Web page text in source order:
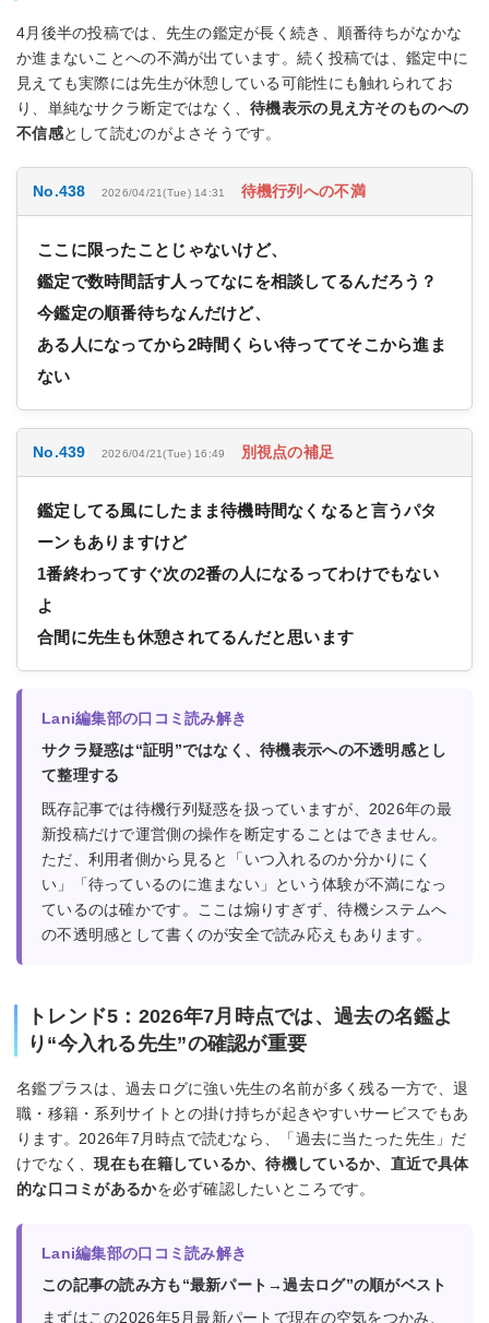
4月後半の投稿では、先生の鑑定が長く続き、順番待ちがなかな
か進まないことへの不満が出ています。続く投稿では、鑑定中に
見えても実際には先生が休憩している可能性にも触れられてお
り、単純なサクラ断定ではなく、待機表示の見え方そのものへの
不信感として読むのがよさそうです。
No.438 2026/04/21(Tue) 14:31 待機行列への不満
ここに限ったことじゃないけど、
鑑定で数時間話す人ってなにを相談してるんだろう？
今鑑定の順番待ちなんだけど、
ある人になってから2時間くらい待っててそこから進ま
ない
No.439 2026/04/21(Tue) 16:49 別視点の補足
鑑定してる風にしたまま待機時間なくなると言うパタ
ーンもありますけど
1番終わってすぐ次の2番の人になるってわけでもない
よ
合間に先生も休憩されてるんだと思います
Lani編集部の口コミ読み解き
サクラ疑惑は“証明”ではなく、待機表示への不透明感とし
て整理する
既存記事では待機行列疑惑を扱っていますが、2026年の最
新投稿だけで運営側の操作を断定することはできません。
ただ、利用者側から見ると「いつ入れるのか分かりにく
い」「待っているのに進まない」という体験が不満になっ
ているのは確かです。ここは煽りすぎず、待機システムへ
の不透明感として書くのが安全で読み応えもあります。
トレンド5：2026年7月時点では、過去の名鑑よ
り“今入れる先生”の確認が重要
名鑑プラスは、過去ログに強い先生の名前が多く残る一方で、退
職・移籍・系列サイトとの掛け持ちが起きやすいサービスでもあ
ります。2026年7月時点で読むなら、「過去に当たった先生」だ
けでなく、現在も在籍しているか、待機しているか、直近で具体
的な口コミがあるかを必ず確認したいところです。
Lani編集部の口コミ読み解き
この記事の読み方も“最新パート→過去ログ”の順がベスト
まずはこの2026年5月最新パートで現在の空気をつかみ、